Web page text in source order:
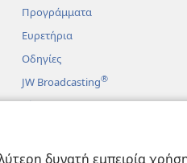
δυνατή εμπειρία
Προγράμματα
Ευρετήρια
Οδηγίες
JW Broadcasting®
Βίντεο
Ηχητικά Δράματα